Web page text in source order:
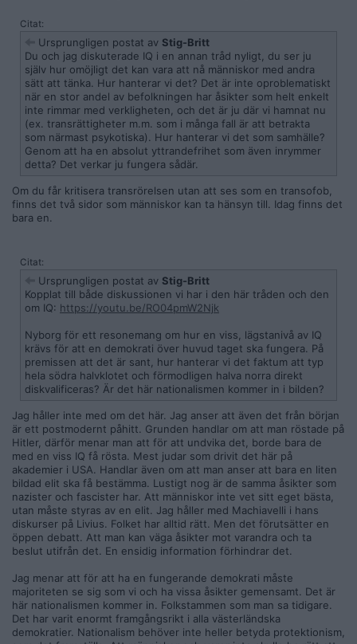
Citat:
Ursprungligen postat av Stig-Britt
Du och jag diskuterade IQ i en annan tråd nyligt, du ser ju
själv hur omöjligt det kan vara att nå människor med andra
sätt att tänka. Hur hanterar vi det? Det är inte oproblematiskt
när en stor andel av befolkningen har åsikter som helt enkelt
inte rimmar med verkligheten, och det är ju där vi hamnat nu
(ex. transrättigheter m.m. som i många fall är att betrakta
som närmast psykotiska). Hur hanterar vi det som samhälle?
Genom att ha en absolut yttrandefrihet som även inrymmer
detta? Det verkar ju fungera sådär.
Om du får kritisera transrörelsen utan att ses som en transofob,
finns det två sidor som människor kan ta hänsyn till. Idag finns det
bara en.
Citat:
Ursprungligen postat av Stig-Britt
Kopplat till både diskussionen vi har i den här tråden och den
om IQ: https://youtu.be/RO04pmW2Njk
Nyborg för ett resonemang om hur en viss, lägstanivå av IQ
krävs för att en demokrati över huvud taget ska fungera. På
premissen att det är sant, hur hanterar vi det faktum att typ
hela södra halvklotet och förmodligen halva norra direkt
diskvalificeras? Är det här nationalismen kommer in i bilden?
Jag håller inte med om det här. Jag anser att även det från början
är ett postmodernt påhitt. Grunden handlar om att man röstade på
Hitler, därför menar man att för att undvika det, borde bara de
med en viss IQ få rösta. Mest judar som drivit det här på
akademier i USA. Handlar även om att man anser att bara en liten
bildad elit ska få bestämma. Lustigt nog är de samma åsikter som
nazister och fascister har. Att människor inte vet sitt eget bästa,
utan måste styras av en elit. Jag håller med Machiavelli i hans
diskurser på Livius. Folket har alltid rätt. Men det förutsätter en
öppen debatt. Att man kan väga åsikter mot varandra och ta
beslut utifrån det. En ensidig information förhindrar det.
Jag menar att för att ha en fungerande demokrati måste
majoriteten se sig som vi och ha vissa åsikter gemensamt. Det är
här nationalismen kommer in. Folkstammen som man sa tidigare.
Det har varit enormt framgångsrikt i alla västerländska
demokratier. Nationalism behöver inte heller betyda protektionism,